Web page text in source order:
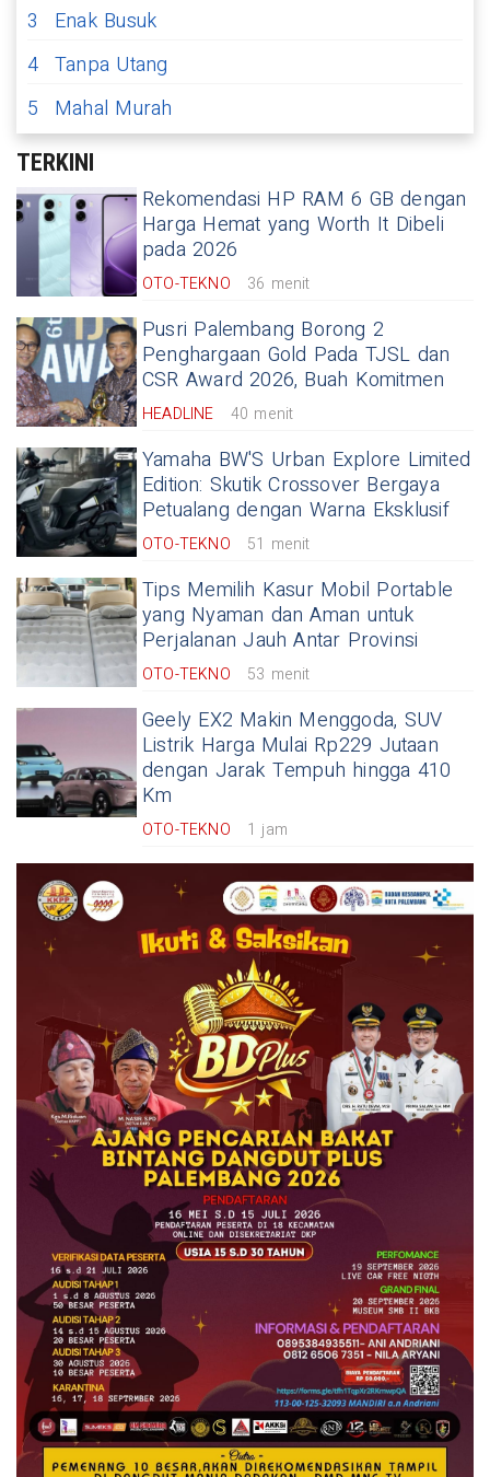
3
Enak Busuk
4 Tanpa Utang
5
Mahal Murah
TERKINI
Rekomendasi HP RAM 6 GB dengan
Harga Hemat yang Worth It Dibeli
pada 2026
OTO-TEKNO 36 menit
Pusri Palembang Borong 2
Penghargaan Gold Pada TJSL dan
CSR Award 2026, Buah Komitmen
HEADLINE 40 menit
Yamaha BW'S Urban Explore Limited
Edition: Skutik Crossover Bergaya
Petualang dengan Warna Eksklusif
OTO-TEKNO 51 menit
Tips Memilih Kasur Mobil Portable
yang Nyaman dan Aman untuk
Perjalanan Jauh Antar Provinsi
OTO-TEKNO 53 menit
Geely EX2 Makin Menggoda, SUV
Listrik Harga Mulai Rp229 Jutaan
dengan Jarak Tempuh hingga 410
Km
OTO-TEKNO 1 jam